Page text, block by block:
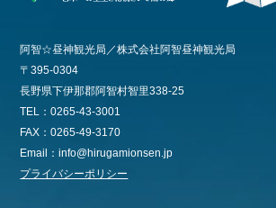
阿智☆昼神観光局／株式会社阿智昼神観光局
〒395-0304
長野県下伊那郡阿智村智里338-25
TEL：0265-43-3001
FAX：0265-49-3170
Email：info@hirugamionsen.jp
プライバシーポリシー